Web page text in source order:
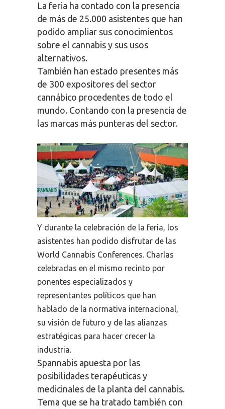
La feria ha contado con la presencia
de más de 25.000 asistentes que han
podido ampliar sus conocimientos
sobre el cannabis y sus usos
alternativos.
También han estado presentes más
de 300 expositores del sector
cannábico procedentes de todo el
mundo. Contando con la presencia de
las marcas más punteras del sector.
Y durante la celebración de la feria, los
asistentes han podido disfrutar de las
World Cannabis Conferences. Charlas
celebradas en el mismo recinto por
ponentes especializados y
representantes políticos que han
hablado de la normativa internacional,
su visión de futuro y de las alianzas
estratégicas para hacer crecer la
industria.
Spannabis apuesta por las
posibilidades terapéuticas y
medicinales de la planta del cannabis.
Tema que se ha tratado también con